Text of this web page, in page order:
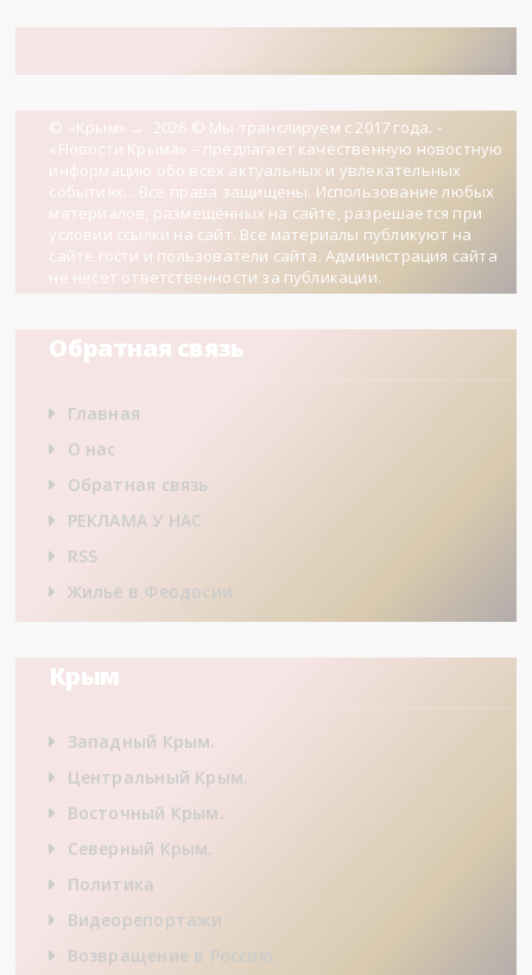
© «Крым» → 2026 © Мы транслируем с 2017 года. -
«Новости Крыма» – предлагает качественную новостную
информацию обо всех актуальных и увлекательных
событиях... Все права защищены. Использование любых
материалов, размещённых на сайте, разрешается при
условии ссылки на сайт. Все материалы публикуют на
сайте гости и пользователи сайта. Администрация сайта
не несет ответственности за публикации.
Обратная связь
Главная
О нас
Обратная связь
РЕКЛАМА У НАС
RSS
Жильё в Феодосии
Крым
Западный Крым.
Центральный Крым.
Восточный Крым.
Северный Крым.
Политика
Видеорепортажи
Возвращение в Россию.